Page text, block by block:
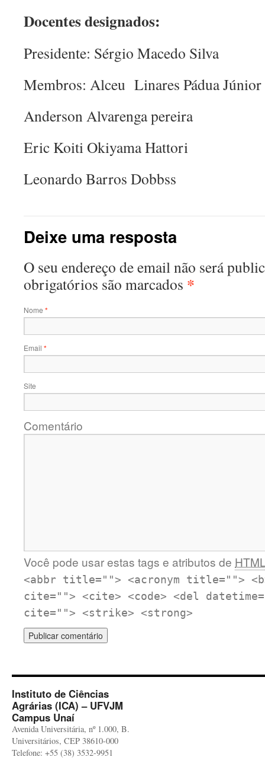
Docentes designados:
Presidente: Sérgio Macedo Silva
Membros: Alceu Linares Pádua Júnior
Anderson Alvarenga pereira
Eric Koiti Okiyama Hattori
Leonardo Barros Dobbss
Deixe uma resposta
O seu endereço de email não será
obrigatórios são marcados *
Nome *
Email *
Site
Comentário
Você pode usar estas tags e atributos de
<abbr title=""> <acronym title="">
cite=""> <cite> <code> <del
cite=""> <strike> <strong>
Instituto de Ciências
Agrárias (ICA) – UFVJM
Campus Unaí
Avenida Universitária, nº 1.000, B.
Universitários, CEP 38610-000
Telefone: +55 (38) 3532-9951